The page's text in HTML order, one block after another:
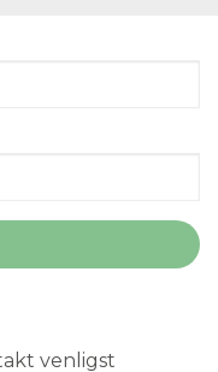
venligst